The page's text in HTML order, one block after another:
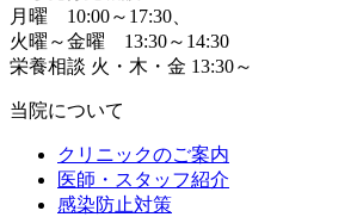
月曜 10:00～17:30、
火曜～金曜 13:30～14:30
栄養相談 火・木・金 13:30～
当院について
クリニックのご案内
医師・スタッフ紹介
感染防止対策